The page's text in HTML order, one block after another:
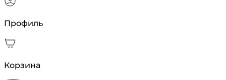
Профиль
Корзина